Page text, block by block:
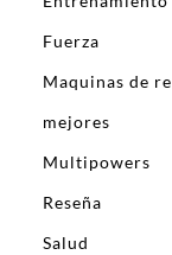
Fuerza
Maquinas de
mejores
Multipowers
Reseña
Salud